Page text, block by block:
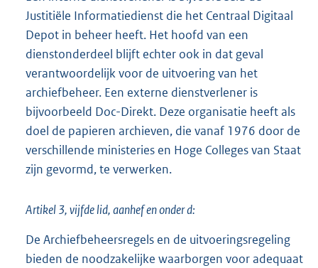
Justitiële Informatiedienst die het Centraal Digitaal
Depot in beheer heeft. Het hoofd van een
dienstonderdeel blijft echter ook in dat geval
verantwoordelijk voor de uitvoering van het
archiefbeheer. Een externe dienstverlener is
bijvoorbeeld Doc-Direkt. Deze organisatie heeft als
doel de papieren archieven, die vanaf 1976 door de
verschillende ministeries en Hoge Colleges van Staat
zijn gevormd, te verwerken.
Artikel 3, vijfde lid, aanhef en onder d:
De Archiefbeheersregels en de uitvoeringsregeling
bieden de noodzakelijke waarborgen voor adequaat